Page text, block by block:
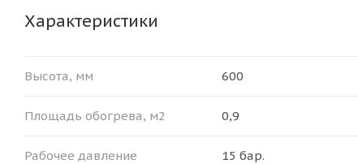
Характеристики
Высота, мм 600
Площадь обогрева, м2 0,9
Рабочее давление
15 бар.